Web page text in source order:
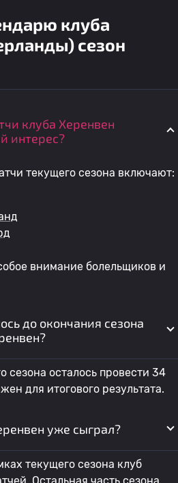
клуба
сезон
клуба Херенвен
интерес?
текущего сезона включают:
внимание болельщиков и
до окончания сезона
сезона осталось провести 34
для итогового результата.
уже сыграл?
текущего сезона клуб